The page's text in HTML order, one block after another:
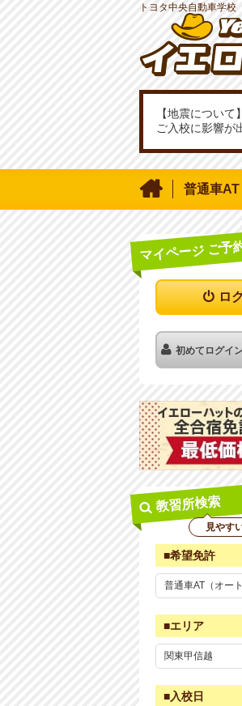
トヨタ中央自動車学校
【地震につい
ご入校に影響が
 普通車
マイページ ご予
ロ
初めてログイ
教習所検索
見やす
■希望免許
■エリア
■入校日